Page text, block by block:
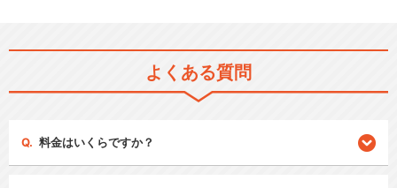
よくある質問
料金はいくらですか？